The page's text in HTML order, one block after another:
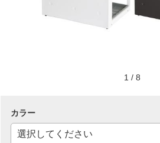
1 / 8
カラー